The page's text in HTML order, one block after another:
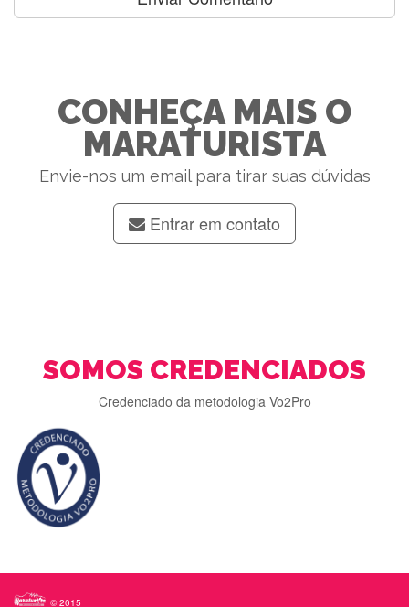
CONHEÇA MAIS O
MARATURISTA
Envie-nos um email para tirar suas dúvidas
Entrar em contato
SOMOS CREDENCIADOS
Credenciado da metodologia Vo2Pro
© 2015